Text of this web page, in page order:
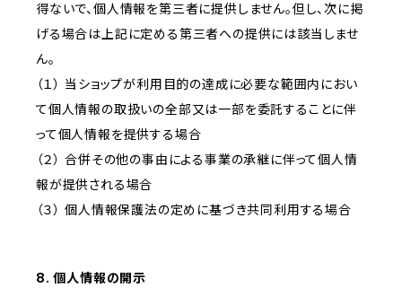
得ないで、個人情報を第三者に提供しません。但し、次に掲
げる場合は上記に定める第三者への提供には該当しませ
ん。
（１） 当ショップが利用目的の達成に必要な範囲内におい
て個人情報の取扱いの全部又は一部を委託することに伴
って個人情報を提供する場合
（２） 合併その他の事由による事業の承継に伴って個人情
報が提供される場合
（３） 個人情報保護法の定めに基づき共同利用する場合
8. 個人情報の開示